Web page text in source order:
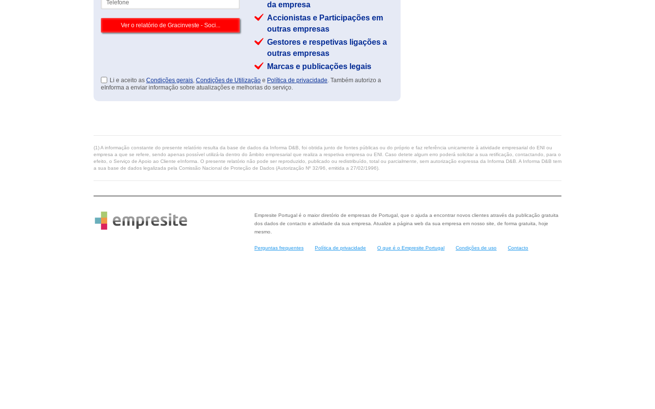
da empresa
Accionistas e Participações em
outras empresas
Gestores e respetivas ligações a
outras empresas
Marcas e publicações legais
Li e aceito as Condições gerais, Condições de Utilização e Política de privacidade. Também autorizo a
eInforma a enviar informação sobre atualizações e melhorias do serviço.
(1) A informação constante do presente relatório resulta da base de dados da Informa D&B, foi obtida junto de fontes públicas ou do próprio e faz referência unicamente à atividade empresarial do ENI ou
empresa a que se refere, sendo apenas possível utilizá-la dentro do âmbito empresarial que realiza a respetiva empresa ou ENI. Caso detete algum erro poderá solicitar a sua retificação, contactando, para o
efeito, o Serviço de Apoio ao Cliente eInforma. O presente relatório não pode ser reproduzido, publicado ou redistribuído, total ou parcialmente, sem autorização expressa da Informa D&B. A Informa D&B tem
a sua base de dados legalizada pela Comissão Nacional de Proteção de Dados (Autorização Nº 32/96, emitida a 27/02/1996).
Empresite Portugal é o maior diretório de empresas de Portugal, que o ajuda a encontrar novos clientes através da publicação gratuita
dos dados de contacto e atividade da sua empresa. Atualize a página web da sua empresa em nosso site, de forma gratuita, hoje
mesmo.
Perguntas frequentes Política de privacidade O que é o Empresite Portugal Condições de uso Contacto